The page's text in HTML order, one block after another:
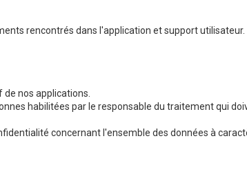
rencontrés dans l'application et support utilisateur.
nos applications.
habilitées par le responsable du traitement qui
concernant l'ensemble des données à